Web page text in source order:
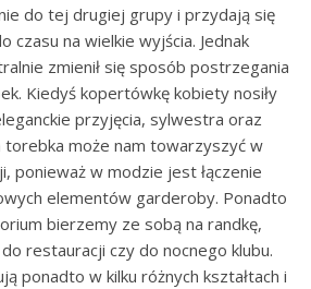
do tej drugiej grupy i przydają się
czasu na wielkie wyjścia. Jednak
zmienił się sposób postrzegania
Kiedyś kopertówkę kobiety nosiły
przyjęcia, sylwestra oraz
torebka może nam towarzyszyć w
ponieważ w modzie jest łączenie
elementów garderoby. Ponadto
bierzemy ze sobą na randkę,
restauracji czy do nocnego klubu.
ponadto w kilku różnych kształtach i